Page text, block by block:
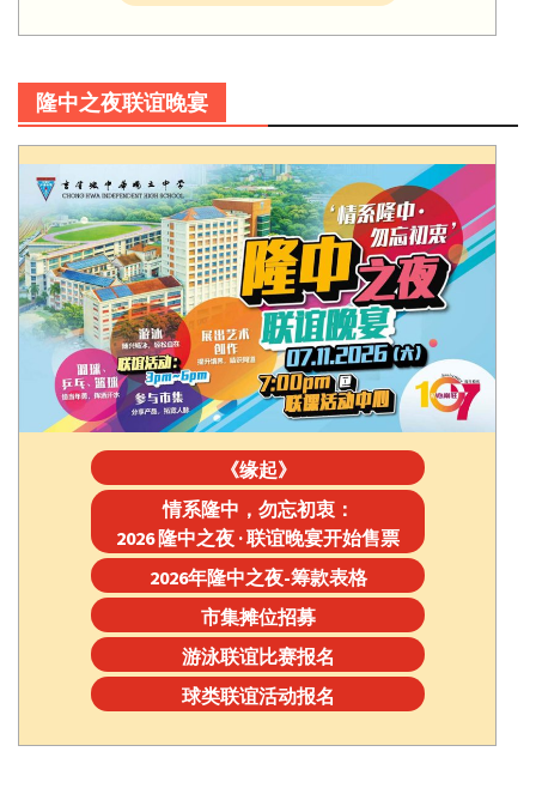
隆中之夜联谊晚宴
《缘起》
情系隆中，勿忘初衷：
2026 隆中之夜 · 联谊晚宴开始售票
2026年隆中之夜-筹款表格
市集摊位招募
游泳联谊比赛报名
球类联谊活动报名